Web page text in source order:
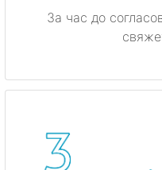
За час до